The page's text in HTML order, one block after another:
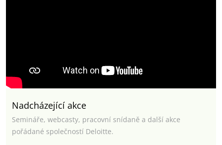
Nadcházející akce
Semináře, webcasty, pracovní snídaně a další akce
pořádané společností Deloitte.